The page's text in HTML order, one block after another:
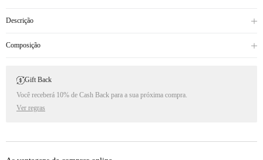
Descrição
Composição
Gift Back
Você receberá 10% de Cash Back para a sua próxima compra.
Ver regras